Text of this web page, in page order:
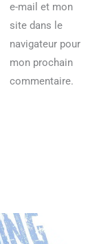
e-mail et mon
site dans le
navigateur pour
mon prochain
commentaire.